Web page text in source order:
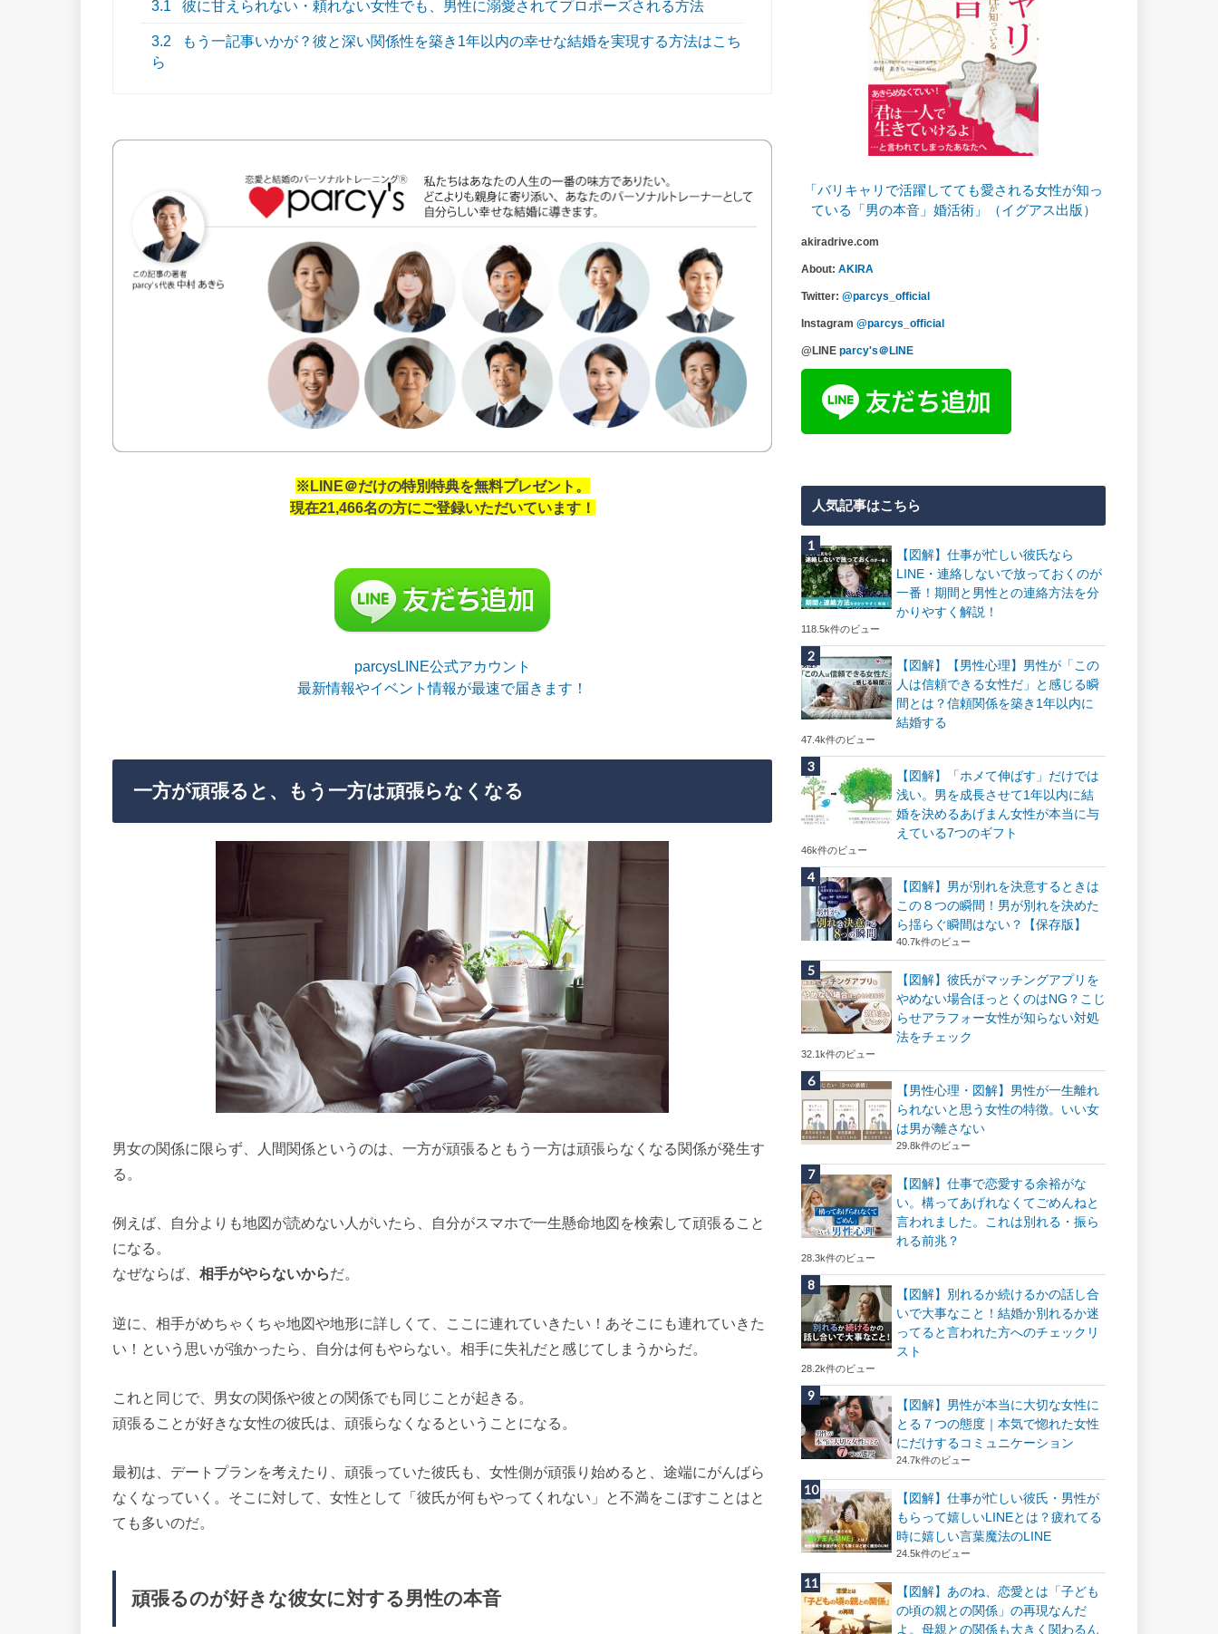
3.1 彼に甘えられない・頼れない女性でも、男性に溺愛されてプロポーズされる方法
3.2
もう一記事いかが？彼と深い関係性を築き1年以内の幸せな結婚を実現する方法はこち
ら
※LINE＠だけの特別特典を無料プレゼント。
現在21,466名の方にご登録いただいています！
parcysLINE公式アカウント
最新情報やイベント情報が最速で届きます！
一方が頑張ると、もう一方は頑張らなくなる
男女の関係に限らず、人間関係というのは、一方が頑張るともう一方は頑張らなくなる関係が発生す
る。
例えば、自分よりも地図が読めない人がいたら、自分がスマホで一生懸命地図を検索して頑張ること
になる。
なぜならば、 相手がやらないからだ。
逆に、相手がめちゃくちゃ地図や地形に詳しくて、ここに連れていきたい！あそこにも連れていきた
い！という思いが強かったら、自分は何もやらない。相手に失礼だと感じてしまうからだ。
これと同じで、男女の関係や彼との関係でも同じことが起きる。
頑張ることが好きな女性の彼氏は、頑張らなくなるということになる。
最初は、デートプランを考えたり、頑張っていた彼氏も、女性側が頑張り始めると、途端にがんばら
なくなっていく。そこに対して、女性として「彼氏が何もやってくれない」と不満をこぼすことはと
ても多いのだ。
頑張るのが好きな彼女に対する男性の本音
「バリキャリで活躍してても愛される女性が知っ
ている「男の本音」婚活術」（イグアス出版）
akiradrive.com
About: AKIRA
Twitter: @parcys_official
Instagram @parcys_official
@LINE parcy's＠LINE
人気記事はこちら
【図解】仕事が忙しい彼氏なら
LINE・連絡しないで放っておくのが
一番！期間と男性との連絡方法を分
かりやすく解説！
118.5k件のビュー
【図解】【男性心理】男性が「この
人は信頼できる女性だ」と感じる瞬
間とは？信頼関係を築き1年以内に
結婚する
47.4k件のビュー
【図解】「ホメて伸ばす」だけでは
浅い。男を成長させて1年以内に結
婚を決めるあげまん女性が本当に与
えている7つのギフト
46k件のビュー
【図解】男が別れを決意するときは
この８つの瞬間！男が別れを決めた
ら揺らぐ瞬間はない？【保存版】
40.7k件のビュー
【図解】彼氏がマッチングアプリを
やめない場合ほっとくのはNG？こじ
らせアラフォー女性が知らない対処
法をチェック
32.1k件のビュー
【男性心理・図解】男性が一生離れ
られないと思う女性の特徴。いい女
は男が離さない
29.8k件のビュー
【図解】仕事で恋愛する余裕がな
い。構ってあげれなくてごめんねと
言われました。これは別れる・振ら
れる前兆？
28.3k件のビュー
【図解】別れるか続けるかの話し合
いで大事なこと！結婚か別れるか迷
ってると言われた方へのチェックリ
スト
28.2k件のビュー
【図解】男性が本当に大切な女性に
とる７つの態度｜本気で惚れた女性
にだけするコミュニケーション
24.7k件のビュー
【図解】仕事が忙しい彼氏・男性が
もらって嬉しいLINEとは？疲れてる
時に嬉しい言葉魔法のLINE
24.5k件のビュー
【図解】あのね、恋愛とは「子ども
の頃の親との関係」の再現なんだ
よ。母親との関係も大きく関わるん